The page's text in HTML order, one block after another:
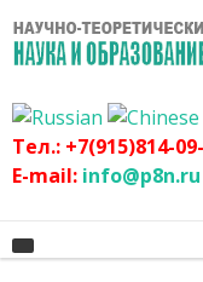
Тел.: +7(915)814-
E-mail: info@p8n.ru